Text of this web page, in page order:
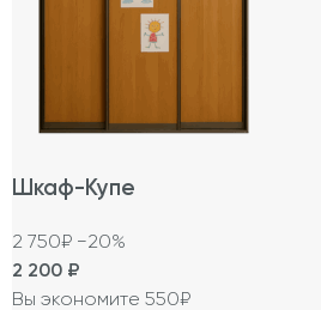
Шкаф-Купе
2 750₽ −20%
2 200 ₽
Вы экономите 550₽